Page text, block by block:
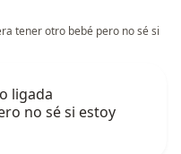
tener otro bebé pero no sé si
ligada
no sé si estoy